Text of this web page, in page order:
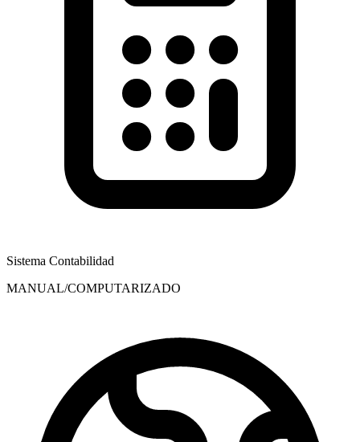
Sistema Contabilidad
MANUAL/COMPUTARIZADO